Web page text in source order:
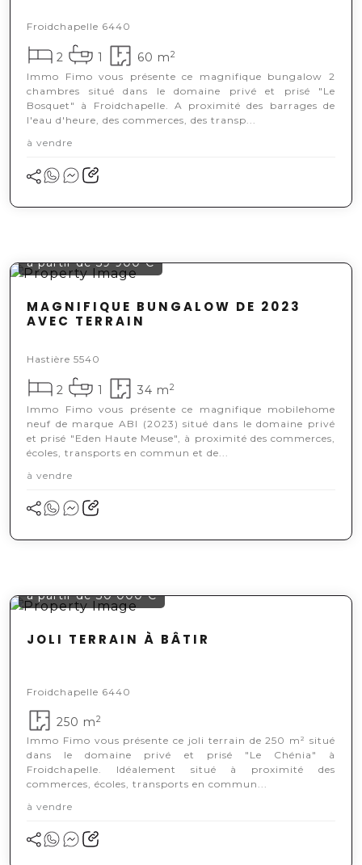
Froidchapelle 6440
2 1 60 m2
Immo Fimo vous présente ce magnifique bungalow 2
chambres situé dans le domaine privé et prisé "Le
Bosquet" à Froidchapelle. A proximité des barrages de
l'eau d'heure, des commerces, des transp...
à vendre
à partir de 59 900 €
MAGNIFIQUE BUNGALOW DE 2023
AVEC TERRAIN
Hastière 5540
2 1 34 m2
Immo Fimo vous présente ce magnifique mobilehome
neuf de marque ABI (2023) situé dans le domaine privé
et prisé "Eden Haute Meuse", à proximité des commerces,
écoles, transports en commun et de...
à vendre
à partir de 30 000 €
JOLI TERRAIN À BÂTIR
Froidchapelle 6440
250 m2
Immo Fimo vous présente ce joli terrain de 250 m² situé
dans le domaine privé et prisé "Le Chénia" à
Froidchapelle. Idéalement situé à proximité des
commerces, écoles, transports en commun...
à vendre